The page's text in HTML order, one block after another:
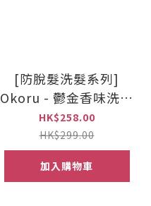
[防脫髮洗髮系列]
Okoru - 鬱金香味洗髮
水 500ml
HK$258.00
HK$299.00
加入購物車